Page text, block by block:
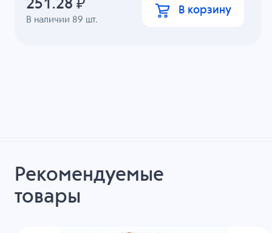
В наличии 89 шт.
251.28 ₽ В корзину
Рекомендуемые
товары